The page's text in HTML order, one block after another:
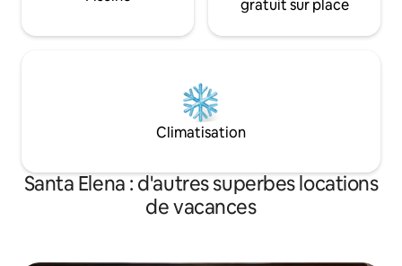
gratuit sur place
Climatisation
Santa Elena : d'autres superbes locations
de vacances